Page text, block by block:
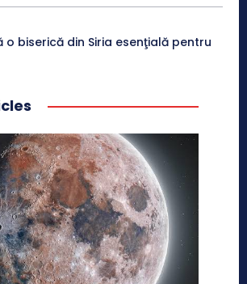
o biserică din Siria esenţială pentru